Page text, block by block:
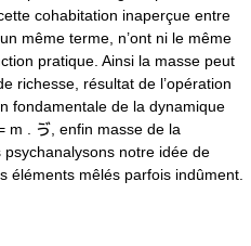
cohabitation inaperçue entre
même terme, n’ont ni le même
pratique. Ainsi la masse peut
richesse, résultat de l’opération
fondamentale de la dynamique
m . ゔ, enfin masse de la
notre idée de
éléments mêlés parfois indûment.